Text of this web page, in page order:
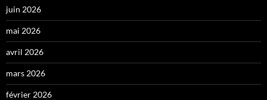
juin 2026
mai 2026
avril 2026
mars 2026
février 2026